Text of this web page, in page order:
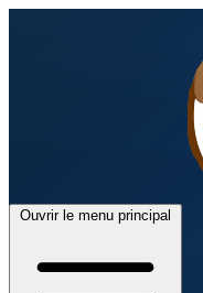
Ouvrir le menu principal